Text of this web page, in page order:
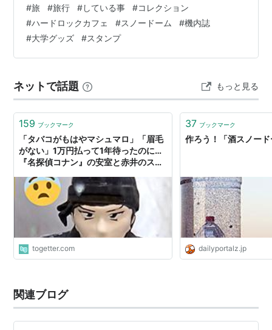
ています。１）スノードームを買う これはもう20年以上
の続けていて、ライフワークになりました。 ２）機内誌
をもらう FDAの機内誌は情報量が豊富で写真も美しい〜
海外のものも大事にコレクションしています。 ３）新聞
れまでの天皇が上皇になった時、連休…
#旅 #旅行 #している事 #コレクション
#ハードロックカフェ #スノードーム #機内誌
#大学グッズ #スタンプ
ネットで話題 もっと見る
159 ブックマーク
「タバコがもはやマシュマロ」「眉毛
がない」1万円払って1年待ったのに…
『名探偵コナン』の安室と赤井のスノ
った
togetter.com
37 ブックマーク
作ろう！「酒スノー
dailyportalz.jp
関連ブログ